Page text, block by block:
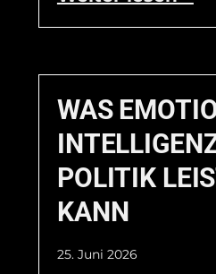
WAS
POLITIK
KANN
25. Juni 2026